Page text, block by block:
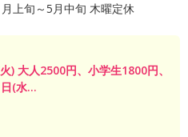
上旬～5月中旬 木曜定休
) 大人2500円、小学生1800円、
(水...